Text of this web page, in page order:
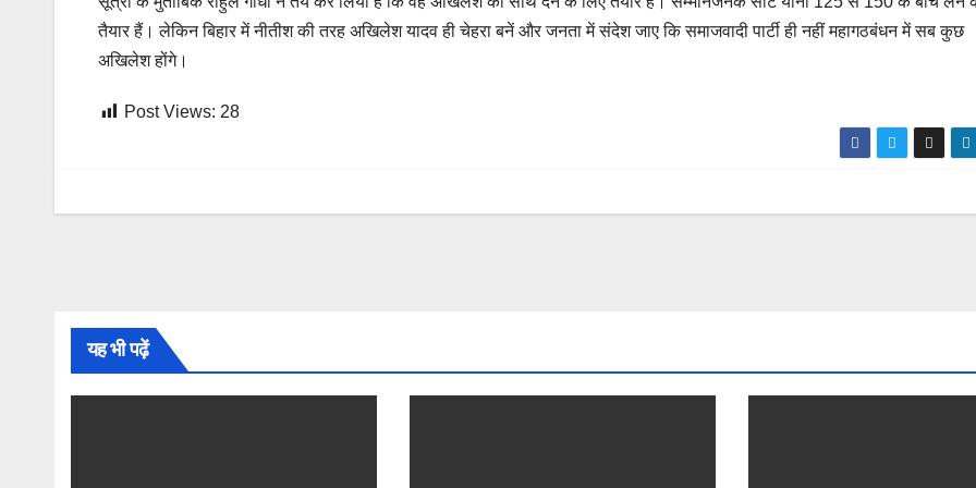
तैयार हैं। लेकिन बिहार में नीतीश की तरह अखिलेश यादव ही चेहरा बनें और जनता में संदेश जाए कि समाजवादी पार्टी ही नहीं महागठबंधन में सब कुछ
अखिलेश होंगे।
Post Views: 28
यह भी पढ़ें